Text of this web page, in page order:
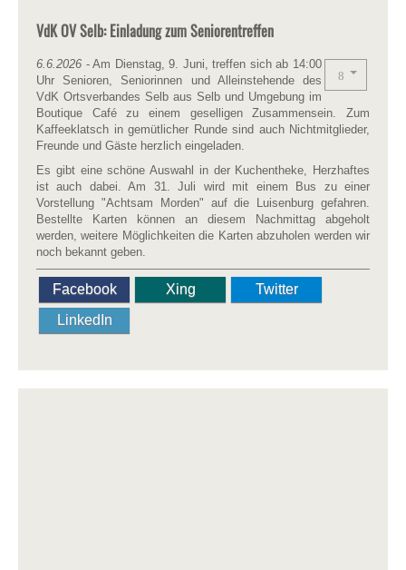
VdK OV Selb: Einladung zum Seniorentreffen
6.6.2026 - Am Dienstag, 9. Juni, treffen sich ab 14:00
Uhr Senioren, Seniorinnen und Alleinstehende des
VdK Ortsverbandes Selb aus Selb und Umgebung im
Boutique Café zu einem geselligen Zusammensein. Zum
Kaffeeklatsch in gemütlicher Runde sind auch Nichtmitglieder,
Freunde und Gäste herzlich eingeladen.
Es gibt eine schöne Auswahl in der Kuchentheke, Herzhaftes
ist auch dabei. Am 31. Juli wird mit einem Bus zu einer
Vorstellung "Achtsam Morden" auf die Luisenburg gefahren.
Bestellte Karten können an diesem Nachmittag abgeholt
werden, weitere Möglichkeiten die Karten abzuholen werden wir
noch bekannt geben.
Facebook Xing
Twitter
LinkedIn